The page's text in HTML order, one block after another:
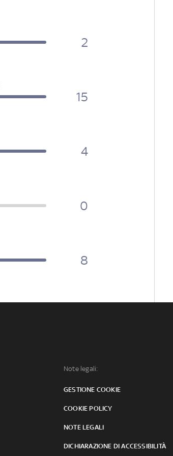
2
15
4
0
8
Note legali:
GESTIONE COOKIE
COOKIE POLICY
NOTE LEGALI
DICHIARAZIONE DI ACCESSIBILITÀ